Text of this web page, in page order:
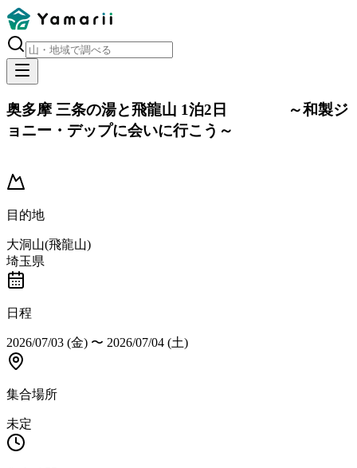
奥多摩 三条の湯と飛龍山 1泊2日 ～和製ジ
ョニー・デップに会いに行こう～
目的地
大洞山(飛龍山)
埼玉県
日程
2026/07/03 (金) 〜 2026/07/04 (土)
集合場所
未定